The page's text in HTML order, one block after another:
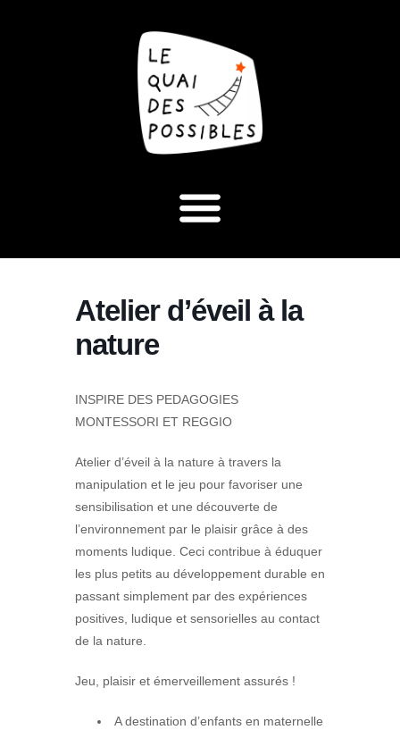
Atelier d’éveil à la
nature
INSPIRE DES PEDAGOGIES
MONTESSORI ET REGGIO
Atelier d’éveil à la nature à travers la
manipulation et le jeu pour favoriser une
sensibilisation et une découverte de
l’environnement par le plaisir grâce à des
moments ludique. Ceci contribue à éduquer
les plus petits au développement durable en
passant simplement par des expériences
positives, ludique et sensorielles au contact
de la nature.
Jeu, plaisir et émerveillement assurés !
A destination d’enfants en maternelle